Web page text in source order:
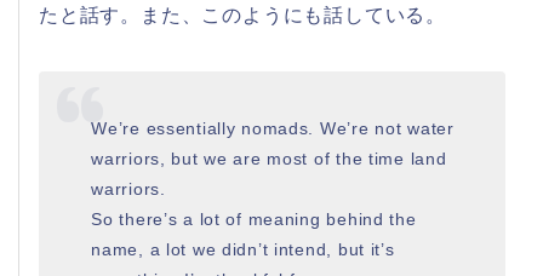
たと話す。また、このようにも話している。
We’re essentially nomads. We’re not water
warriors, but we are most of the time land
warriors.
So there’s a lot of meaning behind the
name, a lot we didn’t intend, but it’s